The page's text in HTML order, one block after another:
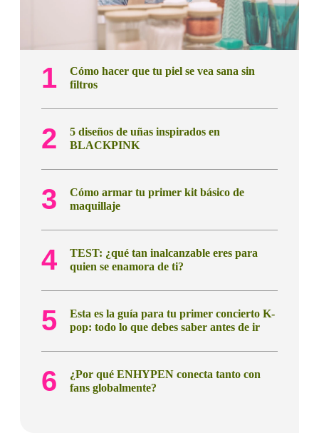
Cómo hacer que tu piel se vea sana sin
filtros
5 diseños de uñas inspirados en
BLACKPINK
Cómo armar tu primer kit básico de
maquillaje
TEST: ¿qué tan inalcanzable eres para
quien se enamora de ti?
Esta es la guía para tu primer concierto K-
pop: todo lo que debes saber antes de ir
¿Por qué ENHYPEN conecta tanto con
fans globalmente?